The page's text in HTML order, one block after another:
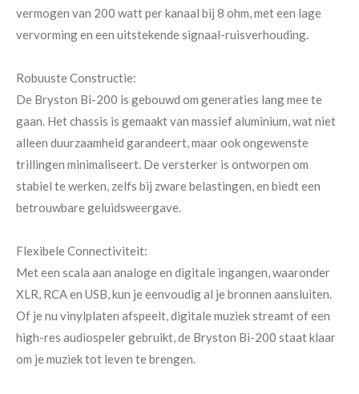
vermogen van 200 watt per kanaal bij 8 ohm, met een lage
vervorming en een uitstekende signaal-ruisverhouding.
Robuuste Constructie:
De Bryston Bi-200 is gebouwd om generaties lang mee te
gaan. Het chassis is gemaakt van massief aluminium, wat niet
alleen duurzaamheid garandeert, maar ook ongewenste
trillingen minimaliseert. De versterker is ontworpen om
stabiel te werken, zelfs bij zware belastingen, en biedt een
betrouwbare geluidsweergave.
Flexibele Connectiviteit:
Met een scala aan analoge en digitale ingangen, waaronder
XLR, RCA en USB, kun je eenvoudig al je bronnen aansluiten.
Of je nu vinylplaten afspeelt, digitale muziek streamt of een
high-res audiospeler gebruikt, de Bryston Bi-200 staat klaar
om je muziek tot leven te brengen.